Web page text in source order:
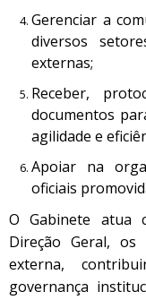
Gerenciar a
diversos
externas;
Receber,
documentos
agilidade e
Apoiar na
oficiais
O Gabinete atua
Direção Geral,
externa,
governança